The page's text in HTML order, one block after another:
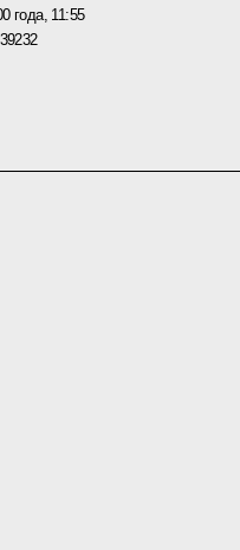
года, 11:55